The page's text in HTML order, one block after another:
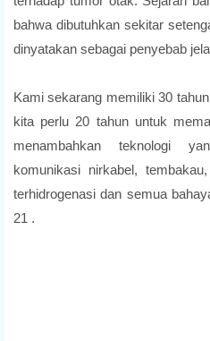
bahwa dibutuhkan sekitar
dinyatakan sebagai penyebab
Kami sekarang memiliki 30
kita perlu 20 tahun untuk
menambahkan teknologi
komunikasi nirkabel,
terhidrogenasi dan semua
21 .